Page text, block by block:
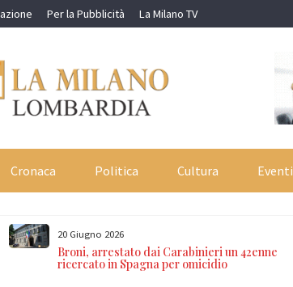
Per la Pubblicità La Milano TV
Cronaca Politica Cultura Eventi
20 Giugno 2026
Broni, arrestato dai Carabinieri un 42enne
ricercato in Spagna per omicidio